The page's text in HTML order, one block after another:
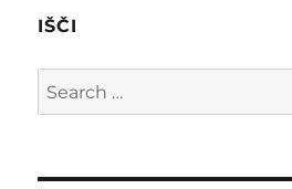
IŠČI
Search
for: